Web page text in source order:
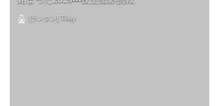
[ランタン] Tilley